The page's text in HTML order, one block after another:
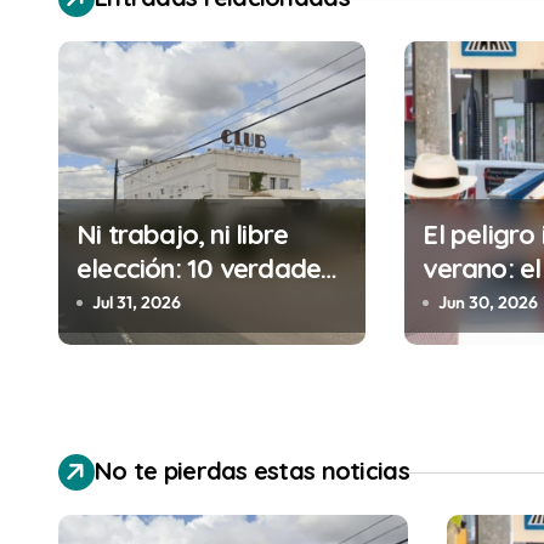
e
a
c
i
ó
n
e
Ni trabajo, ni libre
elección: 10 verdades
urgentes sobre la
abolición de la
Jul 31, 2026
El peligro
verano:
cometes
minutos
Jun 30, 2026
No te pierdas estas noticias